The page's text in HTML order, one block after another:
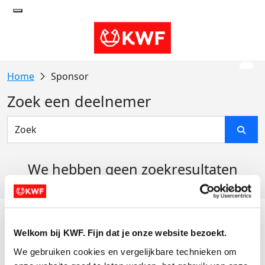
Welkom bij KWF. Fijn dat je onze website bezoekt.
We gebruiken cookies en vergelijkbare technieken om
Sponsor
Zoek een deelnemer
We hebben geen zoekresultaten
Actiematerialen
Evenementen